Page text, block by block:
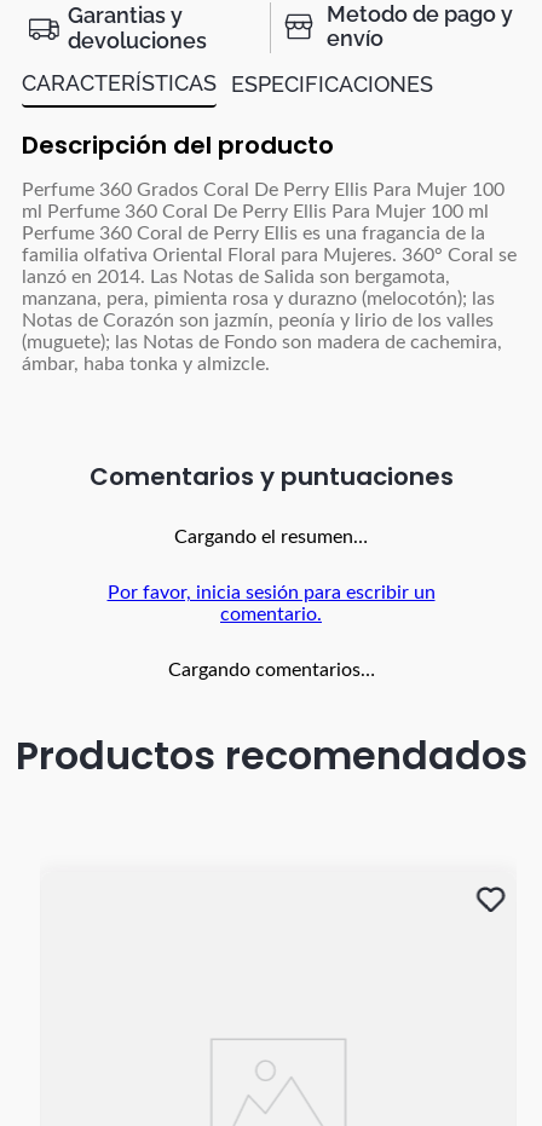
Garantias y
devoluciones
Metodo de pago y
envío
CARACTERÍSTICAS
ESPECIFICACIONES
Descripción del producto
Perfume 360 Grados Coral De Perry Ellis Para Mujer 100
ml Perfume 360 Coral De Perry Ellis Para Mujer 100 ml
Perfume 360 Coral de Perry Ellis es una fragancia de la
familia olfativa Oriental Floral para Mujeres. 360° Coral se
lanzó en 2014. Las Notas de Salida son bergamota,
manzana, pera, pimienta rosa y durazno (melocotón); las
Notas de Corazón son jazmín, peonía y lirio de los valles
(muguete); las Notas de Fondo son madera de cachemira,
ámbar, haba tonka y almizcle.
Comentarios
Cargando el resumen…
Por favor, inicia sesión para escribir un
comentario.
Cargando comentarios…
Productos recomendados